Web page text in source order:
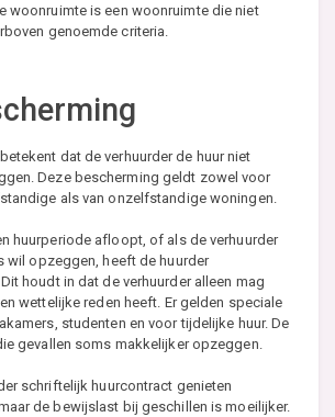
woonruimte is een woonruimte die niet
genoemde criteria.
dat de verhuurder de huur niet
Deze bescherming geldt zowel voor
als van onzelfstandige woningen.
huurperiode afloopt, of als de verhuurder
wil opzeggen, heeft de huurder
houdt in dat de verhuurder alleen mag
wettelijke reden heeft. Er gelden speciale
studenten en voor tijdelijke huur. De
gevallen soms makkelijker opzeggen.
schriftelijk huurcontract genieten
de bewijslast bij geschillen is moeilijker.